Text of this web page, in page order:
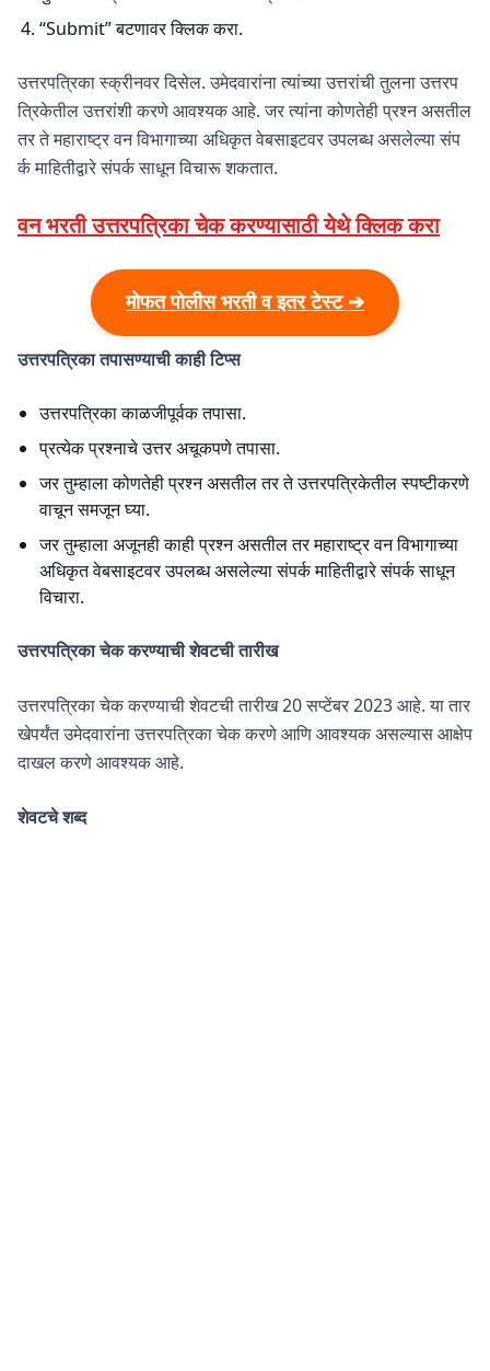
“Submit” बटणावर क्लिक करा.
उत्तरपत्रिका स्क्रीनवर दिसेल. उमेदवारांना त्यांच्या उत्तरांची तुलना उत्तरप
त्रिकेतील उत्तरांशी करणे आवश्यक आहे. जर त्यांना कोणतेही प्रश्न असतील
तर ते महाराष्ट्र वन विभागाच्या अधिकृत वेबसाइटवर उपलब्ध असलेल्या संप
र्क माहितीद्वारे संपर्क साधून विचारू शकतात.
वन भरती उत्तरपत्रिका चेक करण्यासाठी येथे क्लिक करा
मोफत पोलीस भरती व इतर टेस्ट ➔
उत्तरपत्रिका तपासण्याची काही टिप्स
उत्तरपत्रिका काळजीपूर्वक तपासा.
प्रत्येक प्रश्नाचे उत्तर अचूकपणे तपासा.
जर तुम्हाला कोणतेही प्रश्न असतील तर ते उत्तरपत्रिकेतील स्पष्टीकरणे
वाचून समजून घ्या.
जर तुम्हाला अजूनही काही प्रश्न असतील तर महाराष्ट्र वन विभागाच्या
अधिकृत वेबसाइटवर उपलब्ध असलेल्या संपर्क माहितीद्वारे संपर्क साधून
विचारा.
उत्तरपत्रिका चेक करण्याची शेवटची तारीख
उत्तरपत्रिका चेक करण्याची शेवटची तारीख 20 सप्टेंबर 2023 आहे. या तार
खेपर्यंत उमेदवारांना उत्तरपत्रिका चेक करणे आणि आवश्यक असल्यास आक्षेप
दाखल करणे आवश्यक आहे.
शेवटचे शब्द